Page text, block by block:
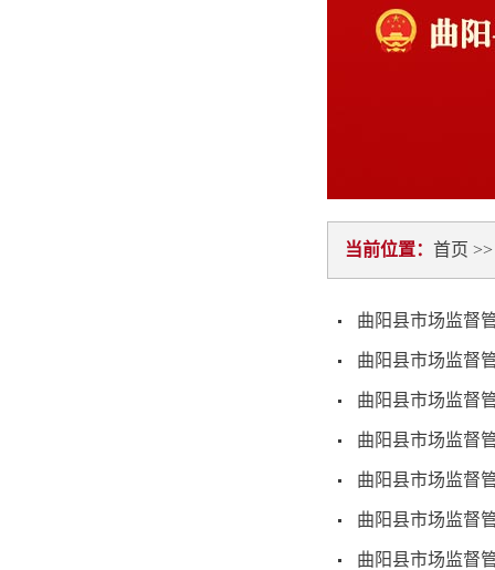
当前位置： 首页
曲阳县市场监督
曲阳县市场监督
曲阳县市场监督
曲阳县市场监督
曲阳县市场监督
曲阳县市场监督
曲阳县市场监督